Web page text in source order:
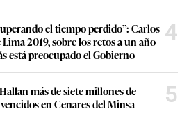
el tiempo perdido”: Carlos
2019, sobre los retos a un año
está preocupado el Gobierno
4
más de siete millones de
en Cenares del Minsa
5